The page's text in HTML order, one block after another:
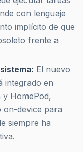
con lenguaje
implícito de que
frente a
El nuevo
integrado en
y HomePod,
on-device para
siempre ha